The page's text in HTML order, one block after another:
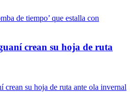
crean su hoja de ruta